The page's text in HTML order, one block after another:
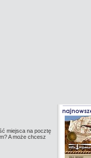
miejsca na pocztę
A może chcesz